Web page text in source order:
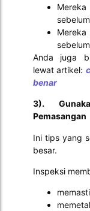
Mereka
Anda juga
lewat artikel:
benar
3).
Pemasangan
Ini tips yang
besar.
Inspeksi